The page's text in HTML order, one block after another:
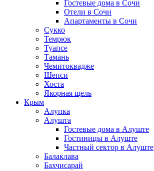
Гостевые дома в Сочи
Отели в Сочи
Апартаменты в Сочи
Сукко
Темрюк
Туапсе
Тамань
Чемитоквадже
Шепси
Хоста
Якорная щель
Крым
Алупка
Алушта
Гостевые дома в Алуште
Гостиницы в Алуште
Частный сектор в Алуште
Балаклава
Бахчисарай